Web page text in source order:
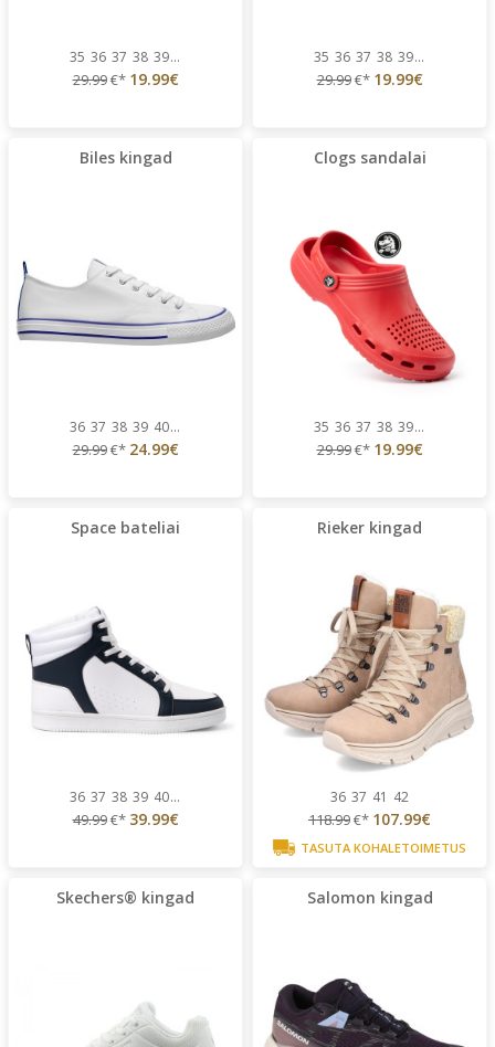
35 36 37 38 39...
29.99€* 19.99€
35 36 37 38 39...
29.99€* 19.99€
Biles kingad
36 37 38 39 40...
29.99€* 24.99€
Clogs sandalai
35 36 37 38 39...
29.99€* 19.99€
Space bateliai
36 37 38 39 40...
49.99€* 39.99€
Rieker kingad
36 37 41 42
118.99€* 107.99€
TASUTA KOHALETOIMETUS
Skechers® kingad Salomon kingad